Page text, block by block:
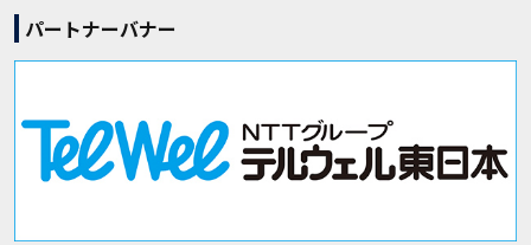
パートナーバナー